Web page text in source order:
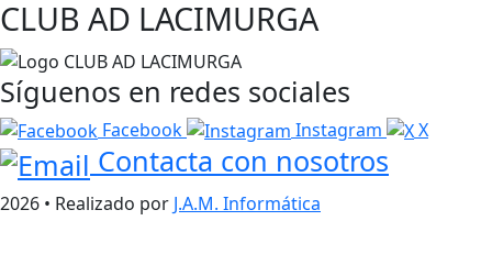
CLUB AD LACIMURGA
Síguenos en redes sociales
Facebook Instagram X
Contacta con nosotros
2026 • Realizado por J.A.M. Informática